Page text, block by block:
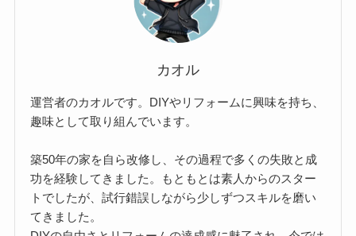
カオル
運営者のカオルです。DIYやリフォームに興味を持ち、
趣味として取り組んでいます。
築50年の家を自ら改修し、その過程で多くの失敗と成
功を経験してきました。もともとは素人からのスター
トでしたが、試行錯誤しながら少しずつスキルを磨い
てきました。